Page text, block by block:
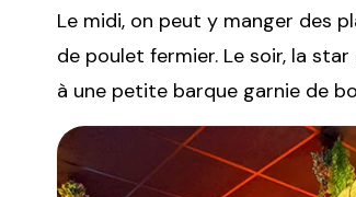
Le midi, on peut y manger des
de poulet fermier. Le soir, la
à une petite barque garnie de